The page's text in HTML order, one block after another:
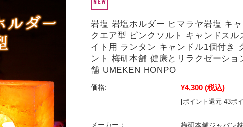
岩塩 岩塩ホルダー ヒマラヤ岩塩 キ
クエア型 ピンクソルト キャンドスル
イト用 ランタン キャンドル1個付き
ント 梅研本舗 健康とリラクゼーショ
舗 UMEKEN HONPO
価格: ¥4,300 (税込)
[ポイント還元 43ポ
メーカー：